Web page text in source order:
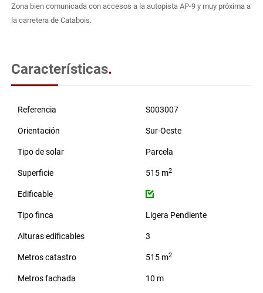
Zona bien comunicada con accesos a la autopista AP-9 y muy próxima a
la carretera de Catabois.
Características.
Referencia S003007
Orientación Sur-Oeste
Tipo de solar Parcela
Superficie 515 m2
Edificable
Tipo finca Ligera Pendiente
Alturas edificables 3
Metros catastro 515 m2
Metros fachada 10 m